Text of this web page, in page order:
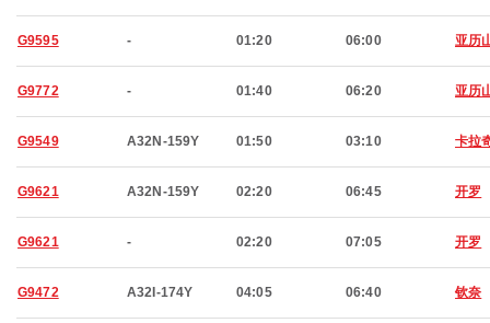
G9595 - 01:20 06:00 亚历
G9772 - 01:40 06:20 亚历
G9549 A32N-159Y 01:50 03:10 卡拉
G9621 A32N-159Y 02:20 06:45 开罗
G9621 - 02:20 07:05 开罗
G9472 A32I-174Y 04:05 06:40 钦奈